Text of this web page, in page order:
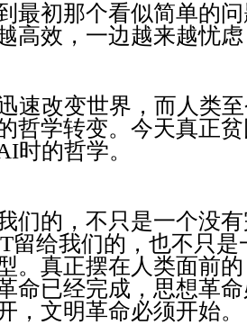
最初那个看似简单的
高效，一边越来越忧
速改变世界，而人类
哲学转变。今天真正
时的哲学。
们的，不只是一个没
留给我们的，也不只
。真正摆在人类面前
命已经完成，思想革
，文明革命必须开始。